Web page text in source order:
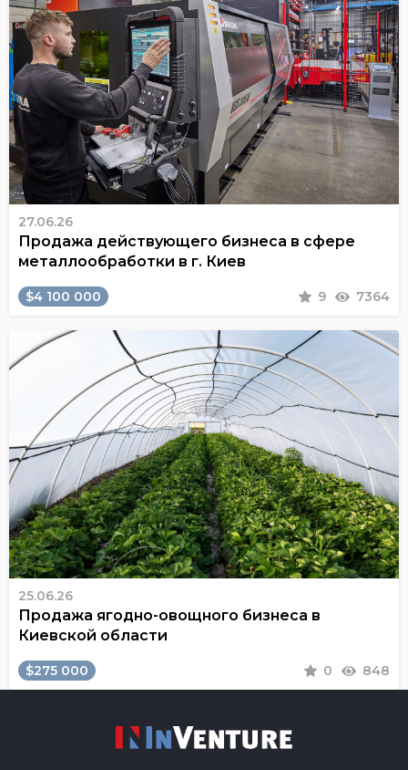
27.06.26
Продажа действующего бизнеса в сфере
металлообработки в г. Киев
$4 100 000 9 7364
25.06.26
Продажа ягодно-овощного бизнеса в
Киевской области
$275 000 0 848